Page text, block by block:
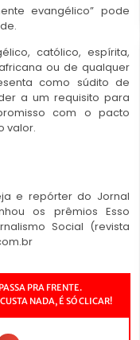
evangélico” pode
católico, espírita,
ou de qualquer
como súdito de
a um requisito para
com o pacto
valor.
e repórter do Jornal
os prêmios Esso
Social (revista
PRA FRENTE.
NADA, É SÓ CLICAR!